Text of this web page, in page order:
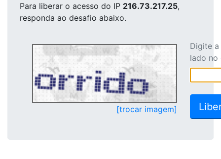
Para liberar o acesso do IP 216.73.217.25,
responda ao desafio abaixo.
[trocar imagem]
Digite
lado no